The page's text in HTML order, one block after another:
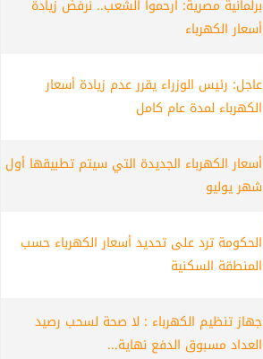
برلمانية مصرية: ارحموا الشعب.. نرفض زيادة
أسعار الكهرباء
عاجل: رئيس الوزراء يقرر عدم زيادة أسعار
الكهرباء لمدة عام كامل
أسعار الكهرباء الجديدة التي سيتم تطبيقها أول
شهر يوليو
الحكومة ترد على تحديد أسعار الكهرباء حسب
المنطقة السكنية
جهاز تنظيم الكهرباء : لا صحة لسحب رصيد
العداد مسبوق الدفع نهاية...